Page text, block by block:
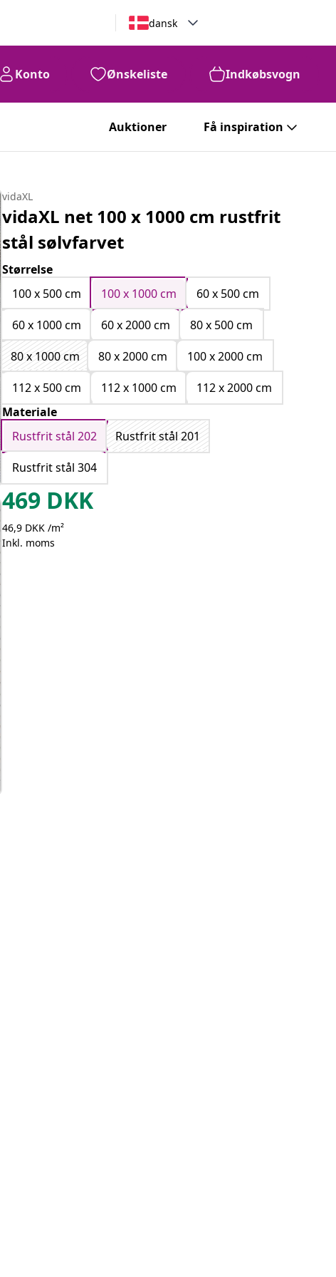
dansk
Konto Ønskeliste Indkøbsvogn
Auktioner Få inspiration
vidaXL
vidaXL net 100 x 1000 cm rustfrit
stål sølvfarvet
Størrelse
100 x 500 cm
100 x 1000 cm
60 x 500 cm
60 x 1000 cm
60 x 2000 cm
80 x 500 cm
80 x 1000 cm
80 x 2000 cm
100 x 2000 cm
112 x 500 cm
112 x 1000 cm
112 x 2000 cm
Materiale
Rustfrit stål 202
Rustfrit stål 201
Rustfrit stål 304
469 DKK
46,9 DKK /m²
Inkl. moms